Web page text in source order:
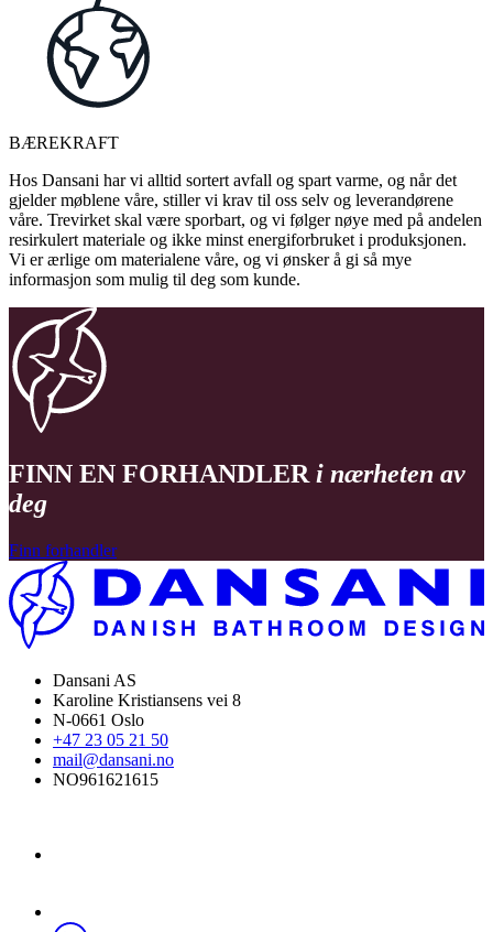
BÆREKRAFT
Hos Dansani har vi alltid sortert avfall og spart varme, og når det
gjelder møblene våre, stiller vi krav til oss selv og leverandørene
våre. Trevirket skal være sporbart, og vi følger nøye med på andelen
resirkulert materiale og ikke minst energiforbruket i produksjonen.
Vi er ærlige om materialene våre, og vi ønsker å gi så mye
informasjon som mulig til deg som kunde.
FINN EN FORHANDLER i nærheten av
deg
Finn forhandler
Dansani AS
Karoline Kristiansens vei 8
N-0661 Oslo
+47 23 05 21 50
mail@dansani.no
NO961621615